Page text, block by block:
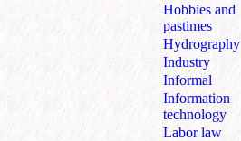
Hobbies and
pastimes
Hydrography
Industry
Informal
Information
technology
Labor law